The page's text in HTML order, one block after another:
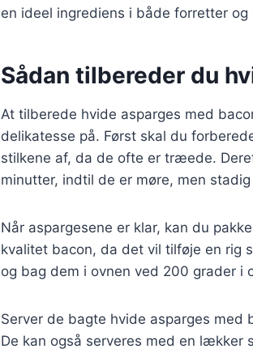
en ideel ingrediens i både forretter og
Sådan tilbereder du
At tilberede hvide asparges med
delikatesse på. Først skal du
stilkene af, da de ofte er træede.
minutter, indtil de er møre, men
Når aspargesene er klar, kan du
kvalitet bacon, da det vil tilføje en rig
og bag dem i ovnen ved 200 grader i
Server de bagte hvide asparges med
De kan også serveres med en lækker